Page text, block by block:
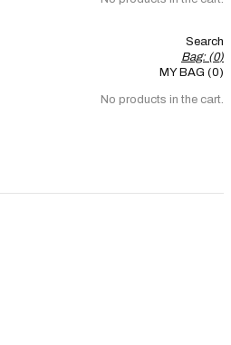
Search
Bag: (0)
MY BAG (0)
No products in the cart.